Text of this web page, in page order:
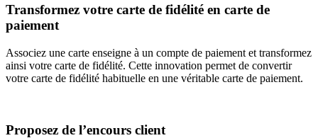
Transformez votre carte de fidélité en carte de
paiement
Associez une carte enseigne à un compte de paiement et transformez
ainsi votre carte de fidélité. Cette innovation permet de convertir
votre carte de fidélité habituelle en une véritable carte de paiement.
Proposez de l’encours client